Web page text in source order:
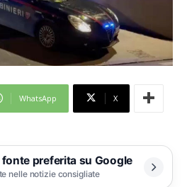
WhatsApp X
preferita su Google
nelle notizie consigliate